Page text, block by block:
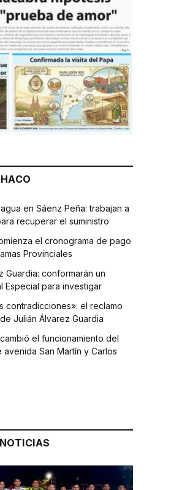
en Sáenz Peña: trabajan a
recuperar el suministro
el cronograma de pago
Provinciales
Guardia: conformarán un
Especial para investigar
contradicciones»: el reclamo
Julián Álvarez Guardia
el funcionamiento del
San Martín y Carlos